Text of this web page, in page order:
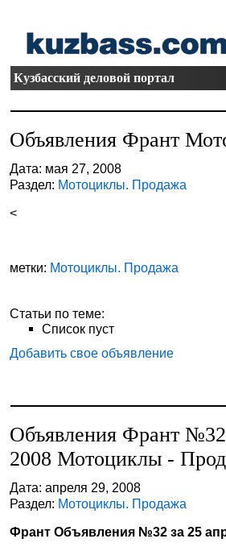
Кузбасский деловой портал
Объявления Франт
Дата: мая 27, 2008
Раздел: Мотоциклы. Продажа
<
метки: Мотоциклы. Продажа
Статьи по теме:
Список пуст
Добавить свое объявление
Объявления Франт №32
2008 Мотоциклы -
Дата: апреля 29, 2008
Раздел: Мотоциклы. Продажа
Франт Объявления №32 за 25